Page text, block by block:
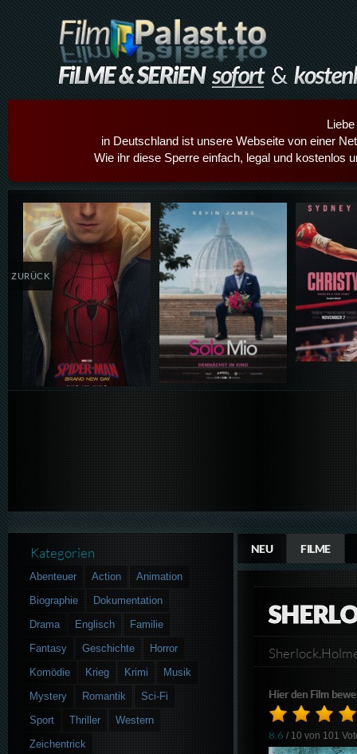
in Deutschland ist unsere Webseite von einer
Wie ihr diese Sperre einfach, legal und kostenlos
Details,Play Details,Play
ZURÜCK
NEU FILME
Hier den Film
8.6 / 10 von 101
Kategorien
Abenteuer Action
Animation
Biographie
Dokumentation
Drama
Englisch
Familie
Fantasy
Geschichte
Horror
Komödie
Krieg Krimi
Musik
Mystery
Romantik
Sci-Fi
Sport
Thriller
Western
Zeichentrick